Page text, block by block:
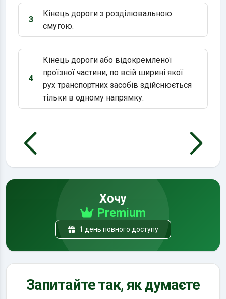
Варіант 3:
3
Кінець дороги з розділювальною
смугою.
Варіант 4:
4
Кінець дороги або відокремленої
проїзної частини, по всій ширині якої
рух транспортних засобів здійснюється
тільки в одному напрямку.
Хочу
Premium
1 день повного доступу
Запитайте так, як думаєте